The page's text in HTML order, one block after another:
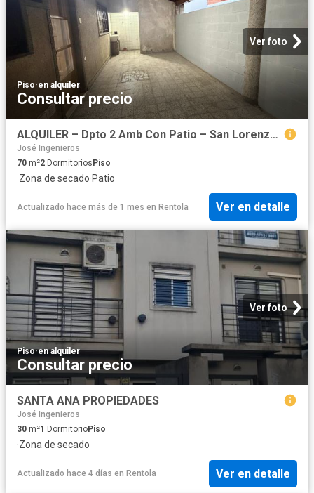
Ver foto
Piso·en alquiler
Consultar precio
ALQUILER – Dpto 2 Amb Con Patio – San Lorenzo 5900 – Billinghurst
José Ingenieros
70 m²2 DormitoriosPiso
·Zona de secado·Patio
Actualizado hace más de 1 mes en Rentola Ver en detalle
Ver foto
Piso·en alquiler
Consultar precio
SANTA ANA PROPIEDADES
José Ingenieros
30 m²1 DormitorioPiso
·Zona de secado
Actualizado hace 4 días en Rentola Ver en detalle